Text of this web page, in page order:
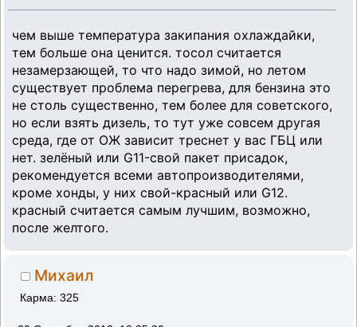
чем выше температура закипания охлаждайки,
тем больше она ценится. тосол считается
незамерзающей, то что надо зимой, но летом
существует проблема перегрева, для бензина это
не столь существенно, тем более для советского,
но если взять дизель, то тут уже совсем другая
среда, где от ОЖ зависит треснет у вас ГБЦ или
нет. зелёный или G11-свой пакет присадок,
рекомендуется всеми автопроизводителями,
кроме хонды, у них свой-красный или G12.
красный считается самым лучшим, возможно,
после желтого.
Михаил
Карма: 325